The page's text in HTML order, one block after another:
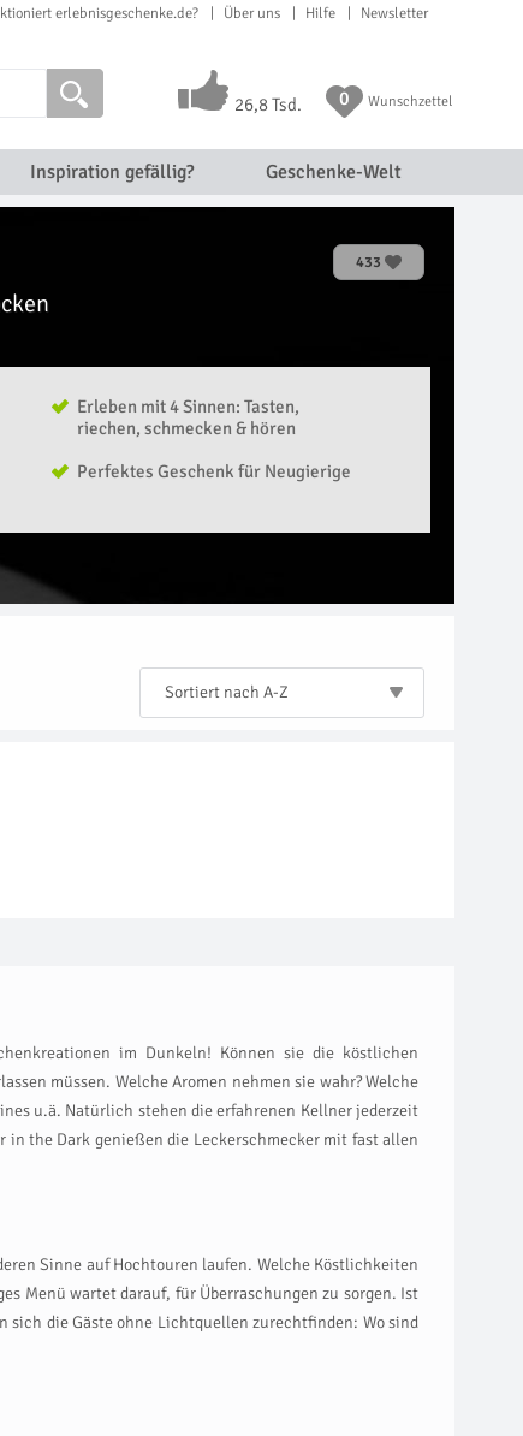
erlebnisgeschenke.de? Über uns Hilfe Newsletter
26,8 Tsd. 0 Wunschzettel
Inspiration gefällig? Geschenke-Welt
433
Erleben mit 4 Sinnen: Tasten,
riechen, schmecken & hören
Perfektes Geschenk für Neugierige
Sortiert nach A-Z
im Dunkeln! Können sie die köstlichen
müssen. Welche Aromen nehmen sie wahr? Welche
u.ä. Natürlich stehen die erfahrenen Kellner jederzeit
in the Dark genießen die Leckerschmecker mit fast allen
Sinne auf Hochtouren laufen. Welche Köstlichkeiten
Menü wartet darauf, für Überraschungen zu sorgen. Ist
sich die Gäste ohne Lichtquellen zurechtfinden: Wo sind